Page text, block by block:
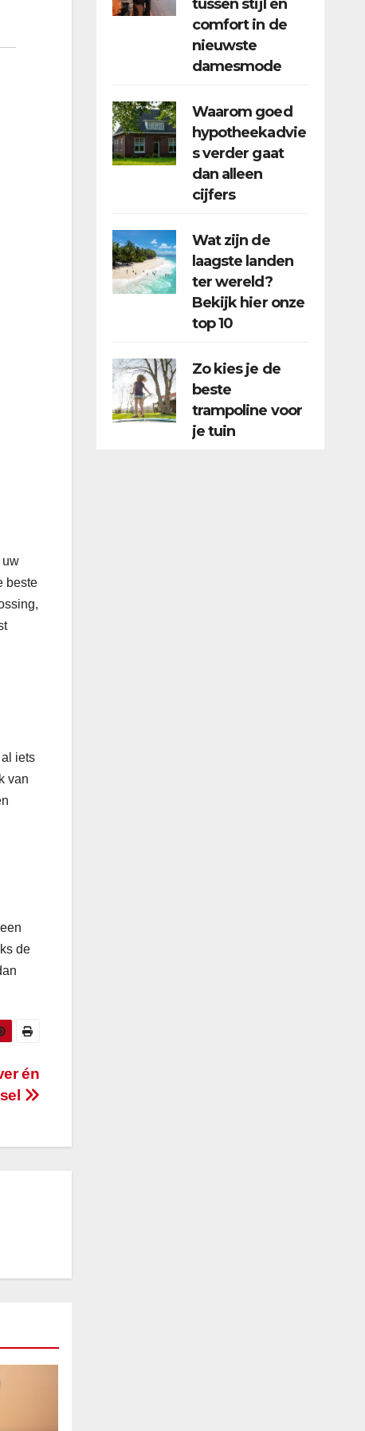
uw
beste
iets
van
de
én
tussen stijl en
comfort in de
nieuwste
damesmode
Waarom goed
hypotheekadvie
s verder gaat
dan alleen
cijfers
Wat zijn de
laagste landen
ter wereld?
Bekijk hier onze
top 10
Zo kies je de
beste
trampoline voor
je tuin